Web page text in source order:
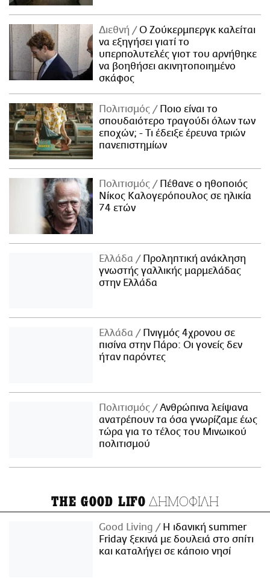
Διεθνή
Ο Ζούκερμπεργκ καλείται
να εξηγήσει γιατί το
υπερπολυτελές γιοτ του αρνήθηκε
να βοηθήσει ακινητοποιημένο
σκάφος
Πολιτισμός
Ποιο είναι το
σπουδαιότερο τραγούδι όλων των
εποχών; - Τι έδειξε έρευνα τριών
πανεπιστημίων
Πολιτισμός
Πέθανε ο ηθοποιός
Νίκος Καλογερόπουλος σε ηλικία
74 ετών
Ελλάδα
Προληπτική ανάκληση
γνωστής γαλλικής μαρμελάδας
στην Ελλάδα
Ελλάδα
Πνιγμός 4χρονου σε
πισίνα στην Πάρο: Οι γονείς δεν
ήταν παρόντες
Πολιτισμός
Ανθρώπινα λείψανα
ανατρέπουν τα όσα γνωρίζαμε έως
τώρα για το τέλος του Μινωικού
πολιτισμού
THE GOOD LIFO ΔΗΜΟΦΙΛΗ
Good Living
Η ιδανική summer
Friday ξεκινά με δουλειά στο σπίτι
και καταλήγει σε κάποιο νησί